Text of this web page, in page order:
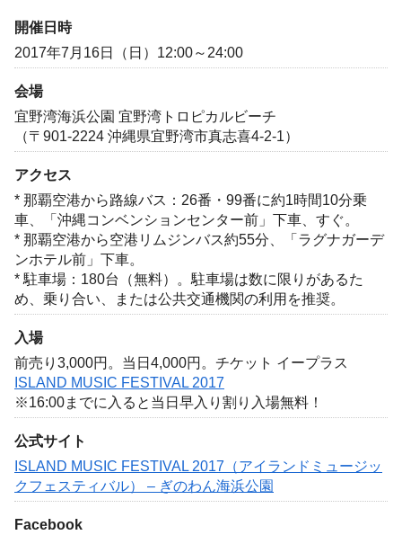
開催日時
2017年7月16日（日）12:00～24:00
会場
宜野湾海浜公園 宜野湾トロピカルビーチ
（〒901-2224 沖縄県宜野湾市真志喜4-2-1）
アクセス
* 那覇空港から路線バス：26番・99番に約1時間10分乗
車、「沖縄コンベンションセンター前」下車、すぐ。
* 那覇空港から空港リムジンバス約55分、「ラグナガーデ
ンホテル前」下車。
* 駐車場：180台（無料）。駐車場は数に限りがあるた
め、乗り合い、または公共交通機関の利用を推奨。
入場
前売り3,000円。当日4,000円。チケット イープラス
ISLAND MUSIC FESTIVAL 2017
※16:00までに入ると当日早入り割り入場無料！
公式サイト
ISLAND MUSIC FESTIVAL 2017（アイランドミュージッ
クフェスティバル） – ぎのわん海浜公園
Facebook